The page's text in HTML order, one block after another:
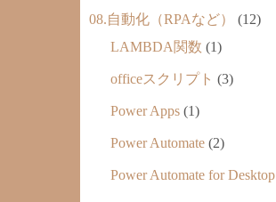
08.自動化（RPAなど）
(12)
LAMBDA関数 (1)
officeスクリプト (3)
Power Apps (1)
Power Automate (2)
Power Automate for Desktop